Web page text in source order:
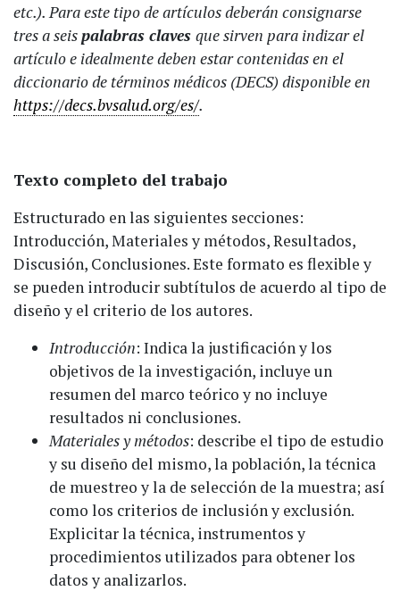
etc.). Para este tipo de artículos deberán consignarse
tres a seispalabras claves que sirven para indizar el
artículo e idealmente deben estar contenidas en el
diccionario de términos médicos (DECS) disponible en
https://decs.bvsalud.org/es/.
Texto completo del trabajo
Estructurado en las siguientes secciones:
Introducción, Materiales y métodos, Resultados,
Discusión, Conclusiones. Este formato es flexible y
se pueden introducir subtítulos de acuerdo al tipo de
diseño y el criterio de los autores.
Introducción: Indica la justificación y los
objetivos de la investigación, incluye un
resumen del marco teórico y no incluye
resultados ni conclusiones.
Materiales y métodos: describe el tipo de estudio
y su diseño del mismo, la población, la técnica
de muestreo y la de selección de la muestra; así
como los criterios de inclusión y exclusión.
Explicitar la técnica, instrumentos y
procedimientos utilizados para obtener los
datos y analizarlos.